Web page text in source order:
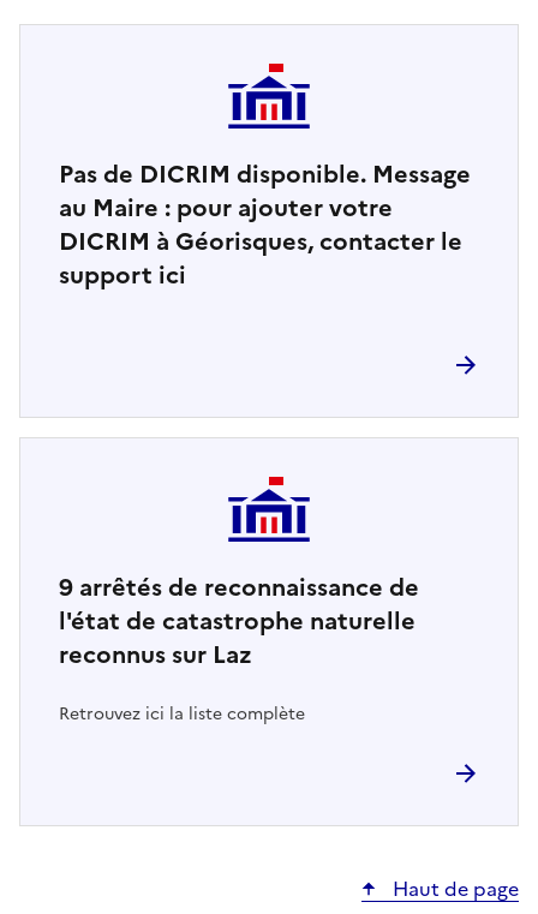
Pas de DICRIM disponible. Message
au Maire : pour ajouter votre
DICRIM à Géorisques, contacter le
support ici
9 arrêtés de reconnaissance de
l'état de catastrophe naturelle
reconnus sur Laz
Retrouvez ici la liste complète
Haut de page